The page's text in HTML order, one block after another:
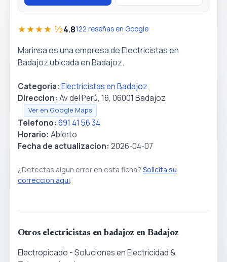
★★★★ ½4.8122 reseñas en Google
Marinsa es una empresa de Electricistas en
Badajoz ubicada en Badajoz.
Categoria: Electricistas en Badajoz
Direccion: Av del Perú, 16, 06001 Badajoz
Ver en Google Maps
Telefono: 691 41 56 34
Horario: Abierto
Fecha de actualizacion: 2026-04-07
¿Detectas algun error en esta ficha? Solicita su
correccion aqui.
Otros electricistas en badajoz en Badajoz
Electropicado - Soluciones en Electricidad &